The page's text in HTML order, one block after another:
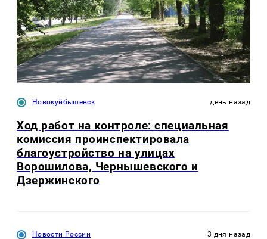
Новокуйбышевск день назад
Ход работ на контроле: специальная
комиссия проинспектировала
благоустройство на улицах
Ворошилова, Чернышевского и
Дзержинского
Новости России 3 дня назад